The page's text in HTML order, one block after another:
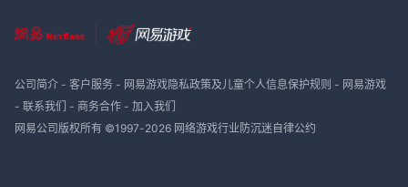
公司简介- 客户服务- 网易游戏隐私政策及儿童个人信息保护规则 - 网易游戏
- 联系我们 - 商务合作- 加入我们
网易公司版权所有 ©1997-2026 网络游戏行业防沉迷自律公约